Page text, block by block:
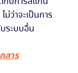
ม่ว่าจะเป็นการ
ระบบอื่น
สาร